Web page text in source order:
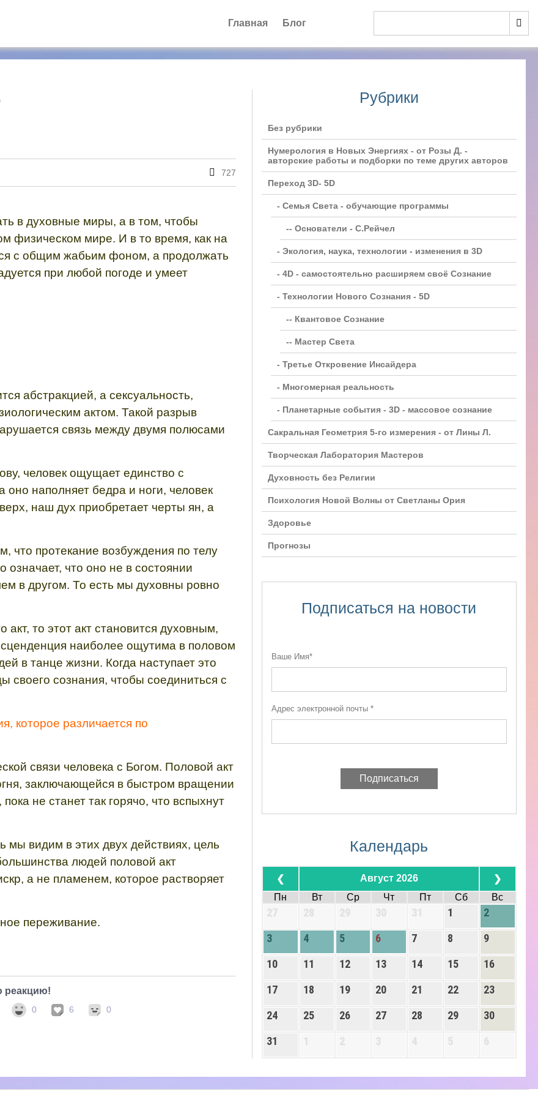
Главная Блог
727
в духовные миры, а в том, чтобы
физическом мире. И в то время, как на
с общим жабьим фоном, а продолжать
при любой погоде и умеет
абстракцией, а сексуальность,
актом. Такой разрыв
связь между двумя полюсами
человек ощущает единство с
оно наполняет бедра и ноги, человек
наш дух приобретает черты ян, а
что протекание возбуждения по телу
означает, что оно не в состоянии
в другом. То есть мы духовны ровно
акт, то этот акт становится духовным,
наиболее ощутима в половом
в танце жизни. Когда наступает это
своего сознания, чтобы соединиться с
которое различается по
связи человека с Богом. Половой акт
заключающейся в быстром вращении
не станет так горячо, что вспыхнут
мы видим в этих двух действиях, цель
людей половой акт
а не пламенем, которое растворяет
переживание.
реакцию!
0 6 0
Рубрики
Без рубрики
Нумерология в Новых Энергиях - от Розы Д. -
авторские работы и подборки по теме других авторов
Переход 3D- 5D
- Семья Света - обучающие программы
-- Основатели - С.Рейчел
- Экология, наука, технологии - изменения в 3D
- 4D - самостоятельно расширяем своё Сознание
- Технологии Нового Сознания - 5D
-- Квантовое Сознание
-- Мастер Света
- Третье Откровение Инсайдера
- Многомерная реальность
- Планетарные события - 3D - массовое сознание
Сакральная Геометрия 5-го измерения - от Лины Л.
Творческая Лаборатория Мастеров
Духовность без Религии
Психология Новой Волны от Светланы Ория
Здоровье
Прогнозы
Подписаться на новости
Ваше Имя*
Адрес электронной почты *
Подписаться
Календарь
❮ Август 2026
❯
Пн
Вт Ср Чт Пт Сб Вс
1
2
3
4 5 6 7 8
9
10
11 12 13 14 15
16
17
18 19 20 21 22
23
24
25 26 27 28 29
30
31